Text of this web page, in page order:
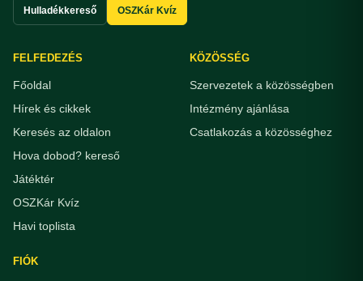
Hulladékkereső OSZKár Kvíz
FELFEDEZÉS
Főoldal
Hírek és cikkek
Keresés az oldalon
Hova dobod? kereső
Játéktér
OSZKár Kvíz
Havi toplista
KÖZÖSSÉG
Szervezetek a közösségben
Intézmény ajánlása
Csatlakozás a közösséghez
FIÓK